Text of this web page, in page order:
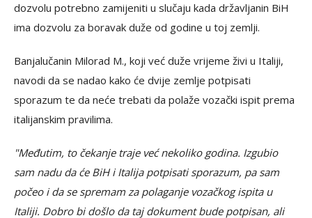
dozvolu potrebno zamijeniti u slučaju kada državljanin BiH
ima dozvolu za boravak duže od godine u toj zemlji.
Banjalučanin Milorad M., koji već duže vrijeme živi u Italiji,
navodi da se nadao kako će dvije zemlje potpisati
sporazum te da neće trebati da polaže vozački ispit prema
italijanskim pravilima.
"Međutim, to čekanje traje već nekoliko godina. Izgubio
sam nadu da će BiH i Italija potpisati sporazum, pa sam
počeo i da se spremam za polaganje vozačkog ispita u
Italiji. Dobro bi došlo da taj dokument bude potpisan, ali